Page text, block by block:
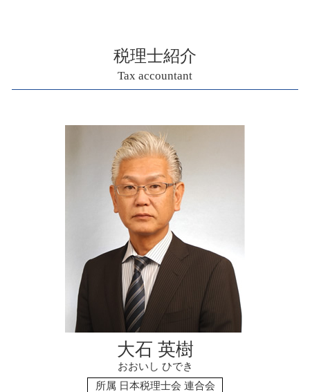
相続税 いくらからかかる
相続税 税務調査
マンション 相続税評価額
相続税 いくらから
相続税 評価額 マンション
相続時精算課税制度 メリット
相続税 税務調査 時期
楽天カード 相続税 ポイント
会社設立 税理士 相談
会社設立 運転資金
資金調達 サポート
資金調達 個人 企業
小規模事業者持続化補助金 創業枠
会社設立 税理士
会社設立 税理士 必要
資金調達 種類
資金調達 方法 個人
税理士紹介
Tax accountant
大石 英樹
おおいし ひでき
所属 日本税理士会 連合会